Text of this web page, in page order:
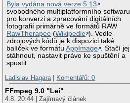
Byla vydána nová verze 5.13
svobodného multiplatformního softwaru
pro konverzi a zpracování digitálních
fotografií primárně ve formátů RAW
RawTherapee (Wikipedie ). Vedle
zdrojových kódů je k dispozici také
balíček ve formátuAppImage . Stačí jej
stáhnout, nastavit právo ke spuštění a
spustit.
Ladislav Hagara| Komentářů: 0
FFmpeg 9.0 "Lei"
4.8. 20:44 | Zajímavý článek